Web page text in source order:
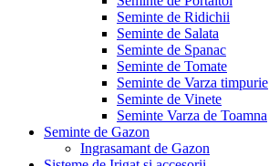
Seminte de Ridichii
Seminte de Salata
Seminte de Spanac
Seminte de Tomate
Seminte de Varza timpurie
Seminte de Vinete
Seminte Varza de Toamna
Seminte de Gazon
Ingrasamant de Gazon